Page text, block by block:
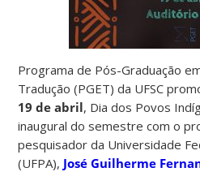
Programa de Pós-Graduação
Tradução (PGET) da UFSC
19 de abril, Dia dos Povos
inaugural do semestre com o
pesquisador da Universidade
(UFPA), José Guilherme